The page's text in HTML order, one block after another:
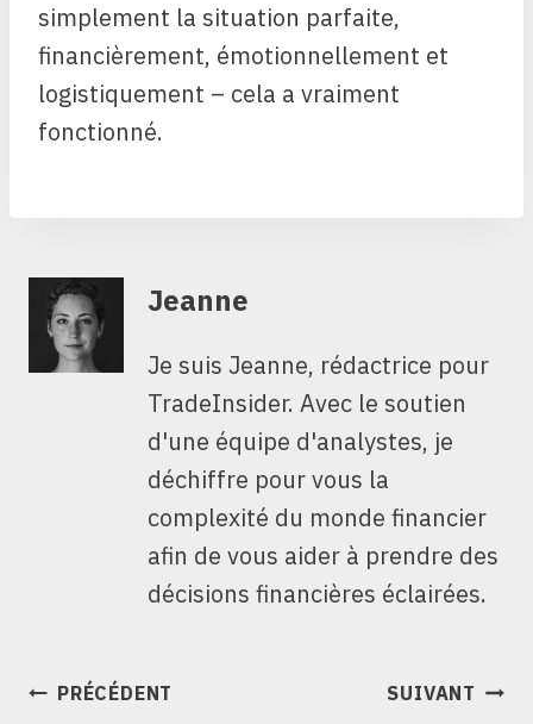
simplement la situation parfaite,
financièrement, émotionnellement et
logistiquement – ​​cela a vraiment
fonctionné.
Jeanne
Je suis Jeanne, rédactrice pour
TradeInsider. Avec le soutien
d'une équipe d'analystes, je
déchiffre pour vous la
complexité du monde financier
afin de vous aider à prendre des
décisions financières éclairées.
NAVIGATION
PRÉCÉDENT SUIVANT